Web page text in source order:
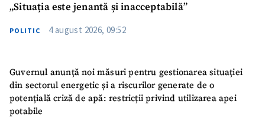
„Situația este jenantă și inacceptabilă”
POLITIC 4 august 2026, 09:52
Guvernul anunță noi măsuri pentru gestionarea situației
din sectorul energetic și a riscurilor generate de o
potențială criză de apă: restricții privind utilizarea apei
potabile